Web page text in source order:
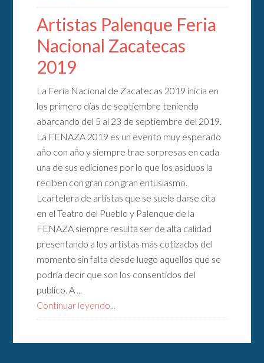
Artistas Palenque Feria
Nacional Zacatecas
2019
La Feria Nacional de Zacatecas 2019 inicia en
los primero días de septiembre teniendo
abarcando del 5 al 23 de septiembre del 2019.
La FENAZA 2019 es un evento muy esperado
año con año y siempre trae sorpresas en cada
una de sus ediciones por lo que los asiduos la
reciben con gran con gran entusiasmo.
Lcartelera de artistas que se suele darse cita
en el Teatro del Pueblo y Palenque de la
FENAZA siempre resulta ser de alta calidad
presentando a los artistas más cotizados del
momento sin falta desde luego aquellos que se
podría decir que son los consentidos del
publico. A ...
Continuar leyendo...